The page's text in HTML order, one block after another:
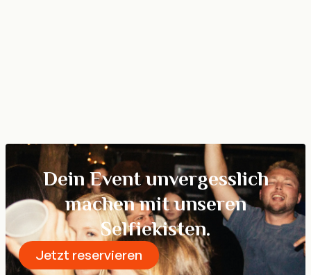
Dein Event unvergesslich
machen mit unseren
Selfiekisten.
Jetzt reservieren
Reservieren